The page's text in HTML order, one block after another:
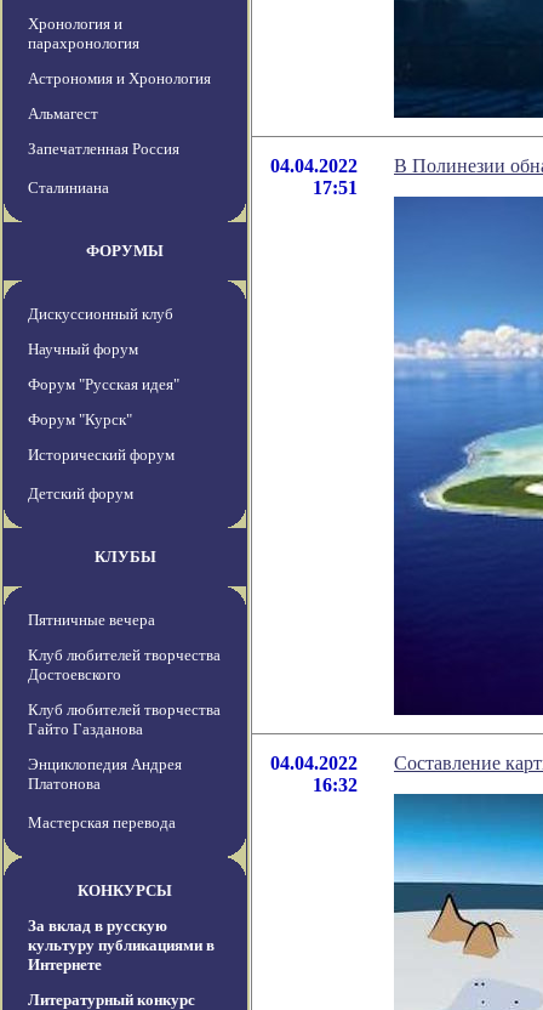
Хронология и
парахронология
Астрономия и Хронология
Альмагест
Запечатленная Россия
Сталиниана
ФОРУМЫ
Дискуссионный клуб
Научный форум
Форум "Русская идея"
Форум "Курск"
Исторический форум
Детский форум
КЛУБЫ
Пятничные вечера
Клуб любителей творчества
Достоевского
Клуб любителей творчества
Гайто Газданова
Энциклопедия Андрея
Платонова
Мастерская перевода
КОНКУРСЫ
За вклад в русскую
культуру публикациями в
Интернете
Литературный конкурс
04.04.2022
17:51
В Полинезии
04.04.2022
16:32
Составление